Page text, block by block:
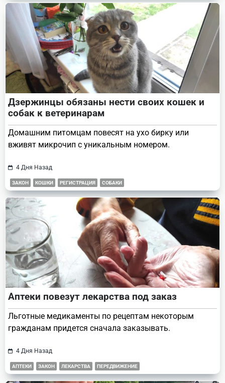
Дзержинцы обязаны нести своих кошек и
собак к ветеринарам
Домашним питомцам повесят на ухо бирку или
вживят микрочип с уникальным номером.
4 Дня Назад
ЗАКОН КОШКИ РЕГИСТРАЦИЯ СОБАКИ
Аптеки повезут лекарства под заказ
Льготные медикаменты по рецептам некоторым
гражданам придется сначала заказывать.
4 Дня Назад
АПТЕКИ ЗАКОН ЛЕКАРСТВА ПЕРЕДВИЖЕНИЕ